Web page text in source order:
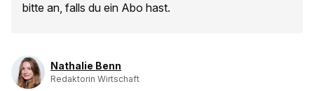
bitte an, falls du ein Abo hast.
Nathalie Benn
Redaktorin Wirtschaft